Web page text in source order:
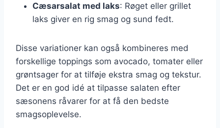
Cæsarsalat med laks: Røget eller grillet
laks giver en rig smag og sund fedt.
Disse variationer kan også kombineres med
forskellige toppings som avocado, tomater eller
grøntsager for at tilføje ekstra smag og tekstur.
Det er en god idé at tilpasse salaten efter
sæsonens råvarer for at få den bedste
smagsoplevelse.